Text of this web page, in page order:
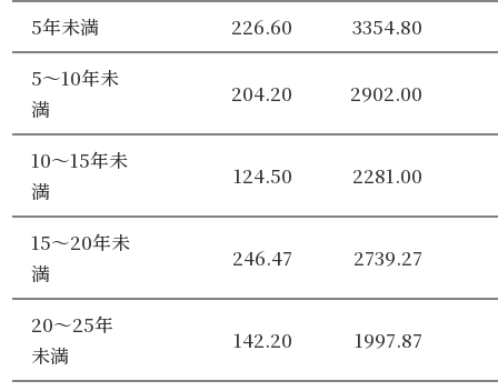
5年未満
226.60
3354.80
5～10年未
満
204.20 2902.00
10～15年未
満
124.50 2281.00
15～20年未
満
246.47 2739.27
20～25年
未満
142.20 1997.87